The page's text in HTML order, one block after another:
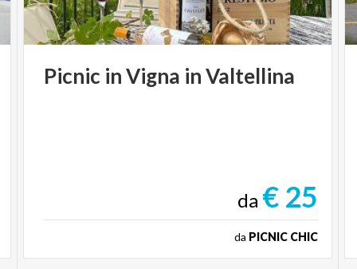
Picnic inVigna inValtellina
da € 25
da PICNIC CHIC